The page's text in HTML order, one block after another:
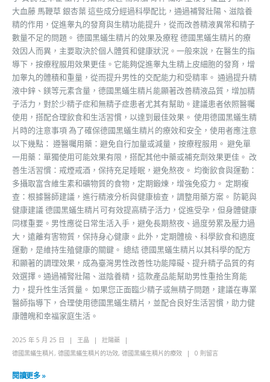
大血藤 馬鞭草 銀杏葉 這些成分經過科學配比，通過補腎壯陽、滋陰養
精的作用，促進睾丸的發育與生精功能提升，從而改善精液異常和精子
數量不足的問題。 德國黑蟻生精片的效果及療程 德國黑蟻生精片的療
效因人而異，主要取決於個人體質和健康狀況。一般來說，在醫生的指
導下，按療程服用效果更佳。它能夠促進睾丸生精上皮細胞的發育，增
加睾丸的體積和重量，從而提升男性的交配能力和受精率。 通過提升精
液中鋅、鎂等元素含量，德國黑蟻生精片能顯著改善精液品質，增加精
子活力，對於少精子症和無精子症患者尤其有幫助。建議患者依照醫囑
使用，搭配合理飲食和生活習慣，以達到最佳效果。 使用德國黑蟻生精
片時的注意事項 為了確保德國黑蟻生精片的療效和安全，使用者應注意
以下幾點： 遵醫囑用藥：避免自行加量或減量，按療程服用。 避免單
一用藥：單獨使用可能效果有限，搭配其他中藥或補充劑效果更佳。 改
善生活習慣：戒煙戒酒，保持充足睡眠，避免熬夜。 均衡飲食與運動：
多攝取富含維生素和礦物質的食物，定期鍛煉，增強免疫力。 定期複
查：根據醫師建議，進行精液分析與健康檢查，調整用藥方案。 防範與
健康建議 德國黑蟻生精片可有效提高精子活力，促進受孕，但身體健康
同樣重要。男性應從日常生活入手，避免長期熬夜、過度勞累及壓力過
大，遠離有害物質，保持身心健康。此外，定期體檢、科學飲食和適度
運動，是維持生殖健康的關鍵。 總結 德國黑蟻生精片以其科學的配方
和顯著的調理效果，成為臺灣男性改善性功能障礙、提升精子品質的有
效選擇。通過補腎壯陽、滋陰養精，這款產品能幫助男性重拾生育能
力，提升性生活質量。 如果您正面臨少精子或無精子問題，建議在專業
醫師指導下，合理使用德國黑蟻生精片，並配合良好生活習慣，助力健
康體魄和幸福家庭生活。
2025 年 5 月 25 日 王晶
壯陽藥
德國黑蟻生精片, 德國黑蟻生精片的功效, 德國黑蟻生精片的療效 0 則留言
閱讀更多 »